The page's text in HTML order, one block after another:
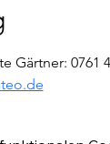
0761